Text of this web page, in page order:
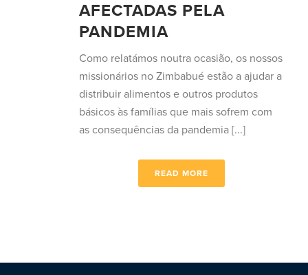
AFECTADAS PELA
PANDEMIA
Como relatámos noutra ocasião, os nossos
missionários no Zimbabué estão a ajudar a
distribuir alimentos e outros produtos
básicos às famílias que mais sofrem com
as consequências da pandemia [...]
READ MORE